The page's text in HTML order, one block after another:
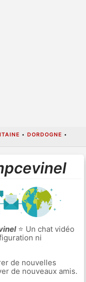
• DORDOGNE •
⭐ Un chat vidéo
ni
de nouvelles
de nouveaux amis.